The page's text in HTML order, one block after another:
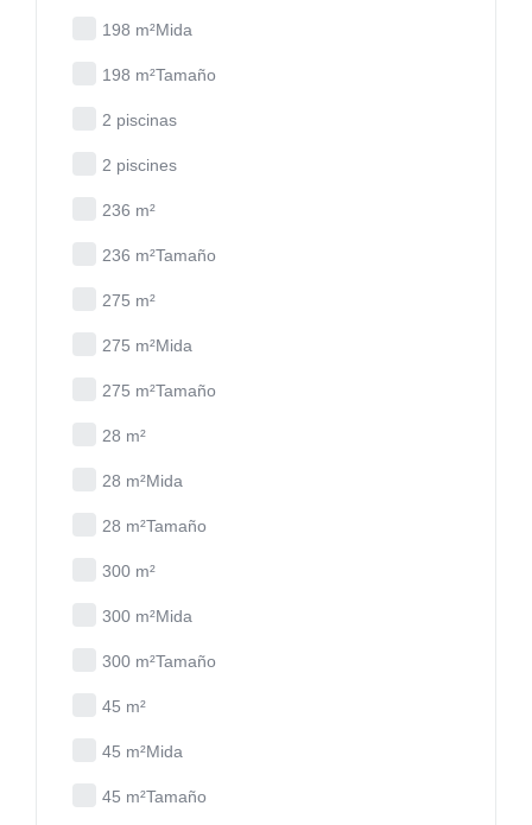
198 m²Mida
198 m²Tamaño
2 piscinas
2 piscines
236 m²
236 m²Tamaño
275 m²
275 m²Mida
275 m²Tamaño
28 m²
28 m²Mida
28 m²Tamaño
300 m²
300 m²Mida
300 m²Tamaño
45 m²
45 m²Mida
45 m²Tamaño